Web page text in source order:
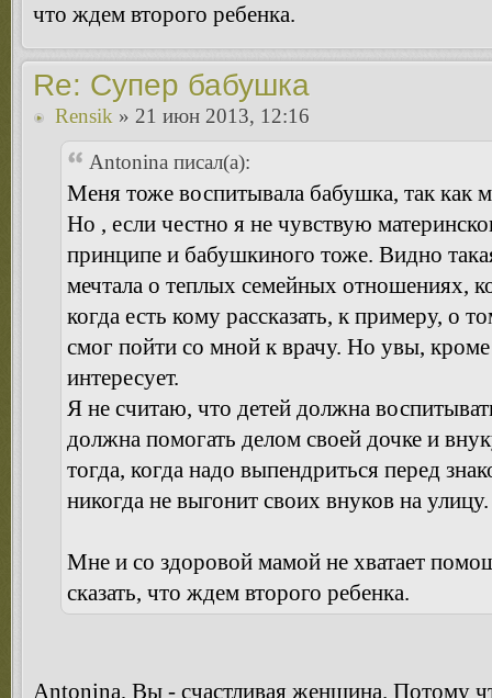
что ждем второго ребенка.
Re: Супер бабушка
Rensik » 21 июн 2013, 12:16
Antonina писал(а):
Меня тоже воспитывала бабушка, так как
Но , если честно я не чувствую
принципе и бабушкиного тоже. Видно
мечтала о теплых семейных отношениях,
когда есть кому рассказать, к примеру, о
смог пойти со мной к врачу. Но увы,
интересует.
Я не считаю, что детей должна
должна помогать делом своей дочке и
тогда, когда надо выпендриться перед
никогда не выгонит своих внуков на улицу.
Мне и со здоровой мамой не хватает
сказать, что ждем второго ребенка.
Antonina, Вы - счастливая женщина. Потому